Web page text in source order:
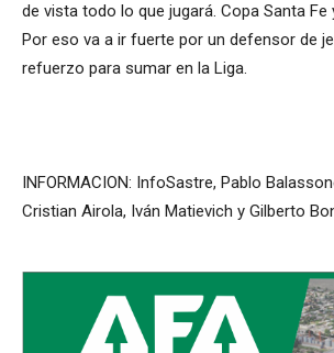
de vista todo lo que jugará. Copa Santa Fe
Por eso va a ir fuerte por un defensor de
refuerzo para sumar en la Liga.
INFORMACION: InfoSastre, Pablo
Cristian Airola, Iván Matievich y Gilberto